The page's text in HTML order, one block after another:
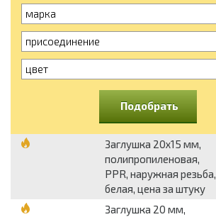
марка
присоединение
цвет
Подобрать
Заглушка 20х15 мм,
полипропиленовая,
PPR, наружная резьба,
белая, цена за штуку
Заглушка 20 мм,